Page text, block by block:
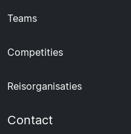
Teams
Competities
Reisorganisaties
Contact